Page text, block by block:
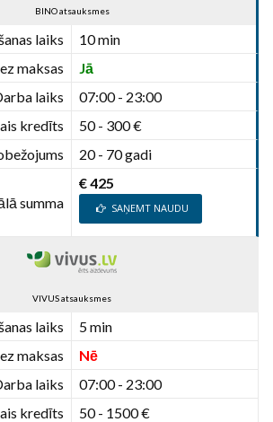
BINO atsauksmes
laiks
10 min
maksas
Jā
laiks
07:00 - 23:00
kredīts
50 - 300 €
20 - 70 gadi
summa
€ 425
SAŅEMT NAUDU
VIVUS atsauksmes
laiks
5 min
maksas
Nē
laiks
07:00 - 23:00
kredīts
50 - 1500 €